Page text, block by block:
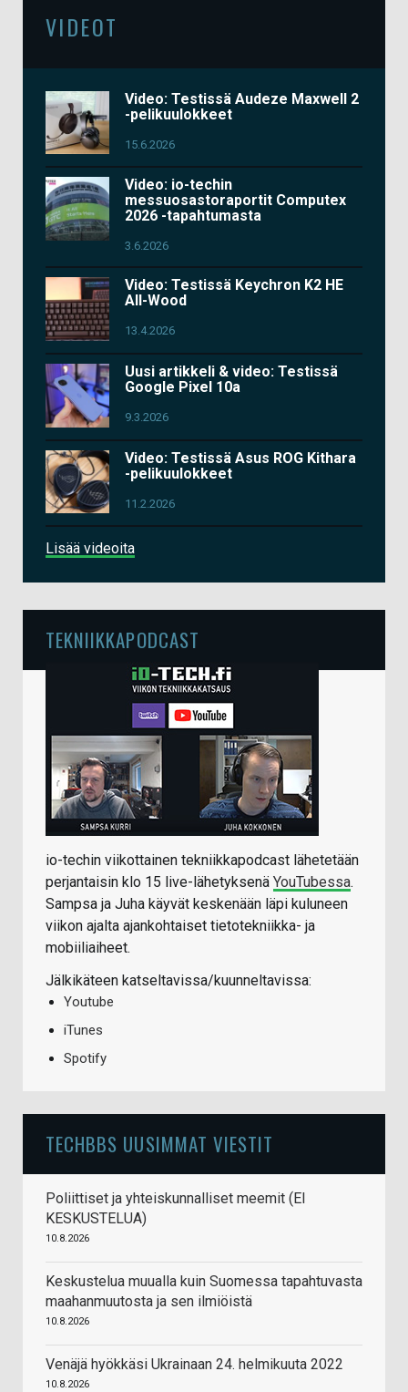
VIDEOT
Video: Testissä Audeze Maxwell 2
-pelikuulokkeet
15.6.2026
Video: io-techin
messuosastoraportit Computex
2026 -tapahtumasta
3.6.2026
Video: Testissä Keychron K2 HE
All-Wood
13.4.2026
Uusi artikkeli & video: Testissä
Google Pixel 10a
9.3.2026
Video: Testissä Asus ROG Kithara
-pelikuulokkeet
11.2.2026
Lisää videoita
TEKNIIKKAPODCAST
io-techin viikottainen tekniikkapodcast lähetetään
perjantaisin klo 15 live-lähetyksenä YouTubessa.
Sampsa ja Juha käyvät keskenään läpi kuluneen
viikon ajalta ajankohtaiset tietotekniikka- ja
mobiiliaiheet.
Jälkikäteen katseltavissa/kuunneltavissa:
Youtube
iTunes
Spotify
TECHBBS UUSIMMAT VIESTIT
Poliittiset ja yhteiskunnalliset meemit (EI
KESKUSTELUA)
10.8.2026
Keskustelua muualla kuin Suomessa tapahtuvasta
maahanmuutosta ja sen ilmiöistä
10.8.2026
Venäjä hyökkäsi Ukrainaan 24. helmikuuta 2022
10.8.2026